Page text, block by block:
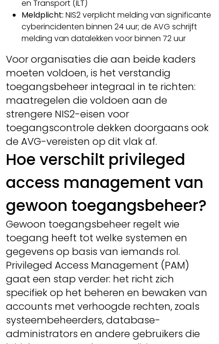
en Transport (ILT)
Meldplicht: NIS2 verplicht melding van significante
cyberincidenten binnen 24 uur; de AVG schrijft
melding van datalekken voor binnen 72 uur
Voor organisaties die aan beide kaders
moeten voldoen, is het verstandig
toegangsbeheer integraal in te richten:
maatregelen die voldoen aan de
strengere NIS2-eisen voor
toegangscontrole dekken doorgaans ook
de AVG-vereisten op dit vlak af.
Hoe verschilt privileged
access management van
gewoon toegangsbeheer?
Gewoon toegangsbeheer regelt wie
toegang heeft tot welke systemen en
gegevens op basis van iemands rol.
Privileged Access Management (PAM)
gaat een stap verder: het richt zich
specifiek op het beheren en bewaken van
accounts met verhoogde rechten, zoals
systeembeheerders, database-
administrators en andere gebruikers die